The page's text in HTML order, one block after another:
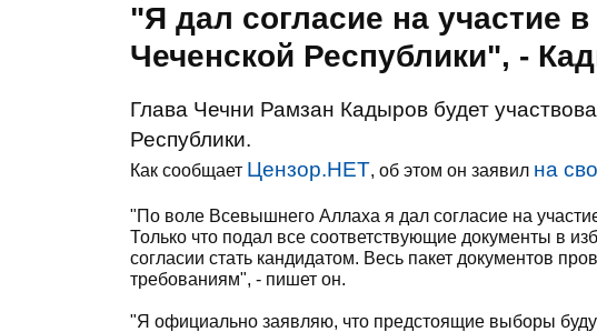
"Я дал согласие на участие
Чеченской Республики", -
Глава Чечни Рамзан Кадыров будет
Республики.
Как сообщает Цензор.НЕТ, об этом он заявил на
"По воле Всевышнего Аллаха я дал согласие на
Только что подал все соответствующие документы в
согласии стать кандидатом. Весь пакет документов
требованиям", - пишет он.
"Я официально заявляю, что предстоящие выборы